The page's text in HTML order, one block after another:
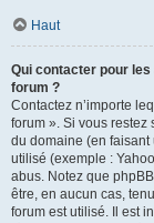
Haut
Qui contacter pour
forum ?
Contactez n’importe
forum ». Si vous
du domaine (en faisant
utilisé (exemple :
abus. Notez que
être, en aucun cas,
forum est utilisé. Il est